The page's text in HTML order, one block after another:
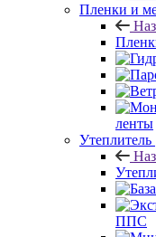
Пленки и
ленты
Утеплитель
ППС